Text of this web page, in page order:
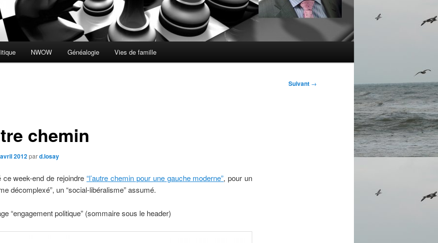
NWOW Généalogie Vies de famille
Suivant →
chemin
2012pard.losay
ce week-end de rejoindre“l’autre chemin pour une gauche moderne”, pour un
décomplexé”, un “social-libéralisme” assumé.
“engagement politique” (sommaire sous le header)